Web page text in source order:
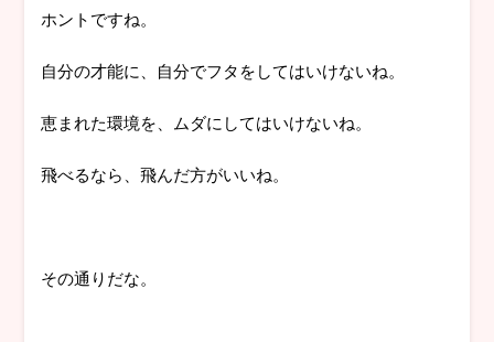
ホントですね。
自分の才能に、自分でフタをしてはいけないね。
恵まれた環境を、ムダにしてはいけないね。
飛べるなら、飛んだ方がいいね。
その通りだな。